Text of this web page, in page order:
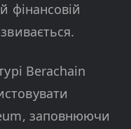
фінансовій
Berachain
заповнюючи